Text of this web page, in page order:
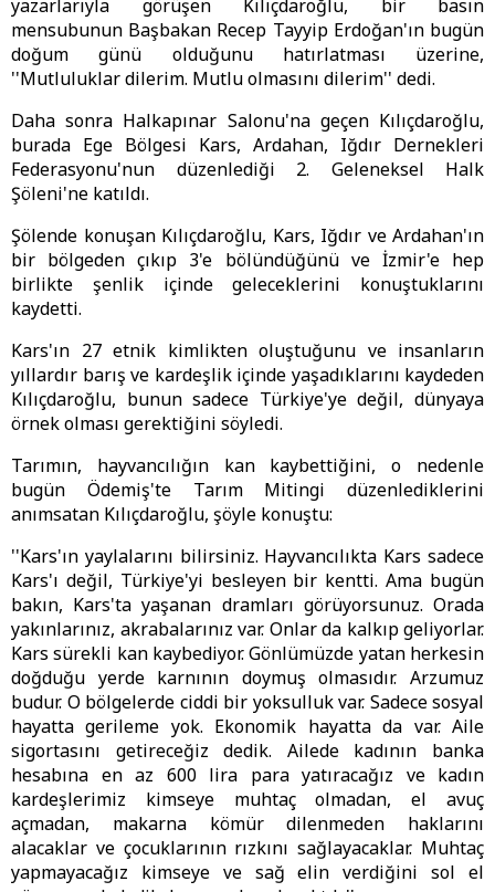
yazarlarıyla görüşen Kılıçdaroğlu, bir basın
mensubunun Başbakan Recep Tayyip Erdoğan'ın bugün
doğum günü olduğunu hatırlatması üzerine,
''Mutluluklar dilerim. Mutlu olmasını dilerim'' dedi.
Daha sonra Halkapınar Salonu'na geçen Kılıçdaroğlu,
burada Ege Bölgesi Kars, Ardahan, Iğdır Dernekleri
Federasyonu'nun düzenlediği 2. Geleneksel Halk
Şöleni'ne katıldı.
Şölende konuşan Kılıçdaroğlu, Kars, Iğdır ve Ardahan'ın
bir bölgeden çıkıp 3'e bölündüğünü ve İzmir'e hep
birlikte şenlik içinde geleceklerini konuştuklarını
kaydetti.
Kars'ın 27 etnik kimlikten oluştuğunu ve insanların
yıllardır barış ve kardeşlik içinde yaşadıklarını kaydeden
Kılıçdaroğlu, bunun sadece Türkiye'ye değil, dünyaya
örnek olması gerektiğini söyledi.
Tarımın, hayvancılığın kan kaybettiğini, o nedenle
bugün Ödemiş'te Tarım Mitingi düzenlediklerini
anımsatan Kılıçdaroğlu, şöyle konuştu:
''Kars'ın yaylalarını bilirsiniz. Hayvancılıkta Kars sadece
Kars'ı değil, Türkiye'yi besleyen bir kentti. Ama bugün
bakın, Kars'ta yaşanan dramları görüyorsunuz. Orada
yakınlarınız, akrabalarınız var. Onlar da kalkıp geliyorlar.
Kars sürekli kan kaybediyor. Gönlümüzde yatan herkesin
doğduğu yerde karnının doymuş olmasıdır. Arzumuz
budur. O bölgelerde ciddi bir yoksulluk var. Sadece sosyal
hayatta gerileme yok. Ekonomik hayatta da var. Aile
sigortasını getireceğiz dedik. Ailede kadının banka
hesabına en az 600 lira para yatıracağız ve kadın
kardeşlerimiz kimseye muhtaç olmadan, el avuç
açmadan, makarna kömür dilenmeden haklarını
alacaklar ve çocuklarının rızkını sağlayacaklar. Muhtaç
yapmayacağız kimseye ve sağ elin verdiğini sol el